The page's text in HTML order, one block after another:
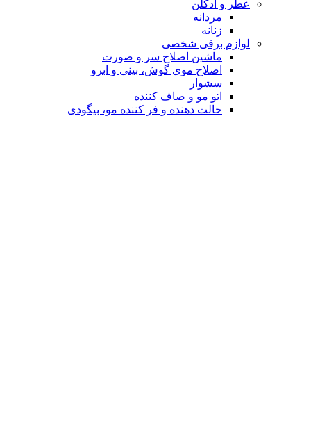
عطر و ادکلن
مردانه
زنانه
لوازم برقی شخصی
ماشین اصلاح سر و صورت
اصلاح موی گوش، بینی و ابرو
سشوار
اتو مو و صاف کننده
حالت دهنده و فر کننده مو، بیگودی